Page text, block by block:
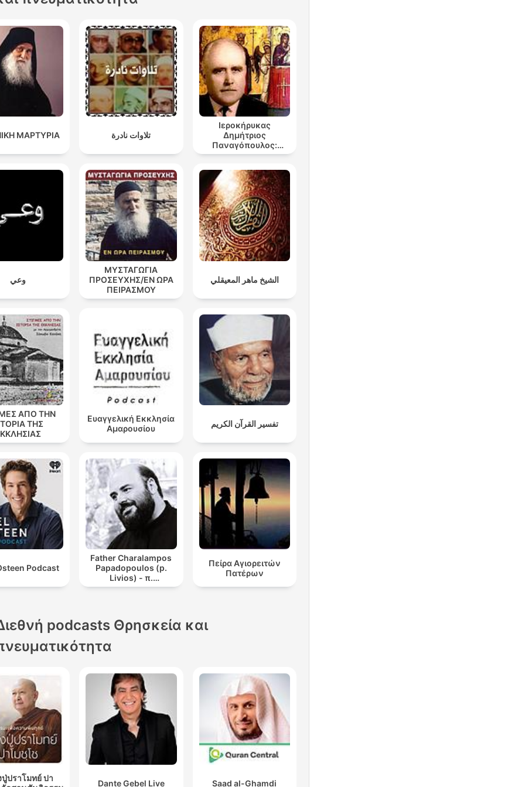
ΜΑΡΤΥΡΙΑ تلاوات نادرة
Ιεροκήρυκας
Δημήτριος
Παναγόπουλος:
Ομιλίες 1-199
وعي
ΜΥΣΤΑΓΩΓΙΑ
ΠΡΟΣΕΥΧΗΣ/ΕΝ ΩΡΑ
ΠΕΙΡΑΣΜΟΥ
الشيخ ماهر المعيقلي
ΑΠΟ ΤΗΝ
ΤΗΣ
Ευαγγελική Εκκλησία
Αμαρουσίου
تفسير القرآن الكريم
Podcast
Father Charalampos
Papadopoulos (p.
Livios) - π.
Χαράλαμπος
Πείρα Αγιορειτών
Πατέρων
podcasts Θρησκεία και
ปราโมทย์ ปา
Dante Gebel Live Saad al-Ghamdi